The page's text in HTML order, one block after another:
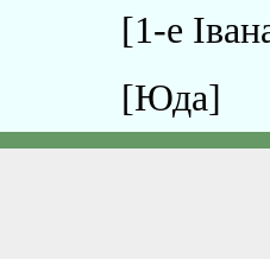
[1-е
[Юда]